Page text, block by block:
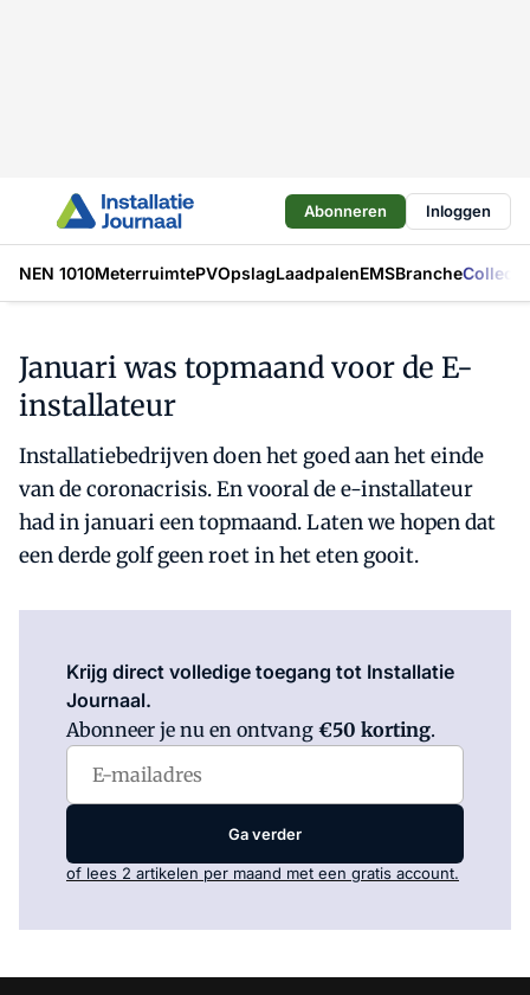
Abonneren Inloggen
NEN 1010MeterruimtePVOpslagLaadpalenEMSBranche
Januari was topmaand voor de E-
installateur
Installatiebedrijven doen het goed aan het einde
van de coronacrisis. En vooral de e-installateur
had in januari een topmaand. Laten we hopen dat
een derde golf geen roet in het eten gooit.
Krijg direct volledige toegang tot Installatie
Journaal.
Abonneer je nu en ontvang €50 korting.
Ga verder
of lees 2 artikelen per maand met een gratis account.